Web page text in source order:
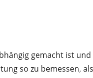
gemacht ist
so zu bemessen,